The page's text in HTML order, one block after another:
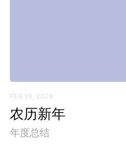
FEB 19, 2026
农历新年
年度总结